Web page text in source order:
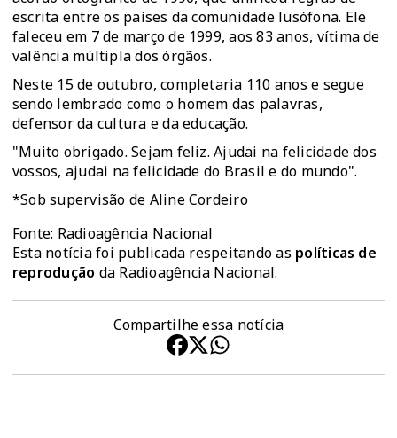
escrita entre os países da comunidade lusófona. Ele
faleceu em 7 de março de 1999, aos 83 anos, vítima de
valência múltipla dos órgãos.
Neste 15 de outubro, completaria 110 anos e segue
sendo lembrado como o homem das palavras,
defensor da cultura e da educação.
"Muito obrigado. Sejam feliz. Ajudai na felicidade dos
vossos, ajudai na felicidade do Brasil e do mundo".
*Sob supervisão de Aline Cordeiro
Fonte: Radioagência Nacional
Esta notícia foi publicada respeitando as políticas de
reprodução da Radioagência Nacional.
Compartilhe essa notícia